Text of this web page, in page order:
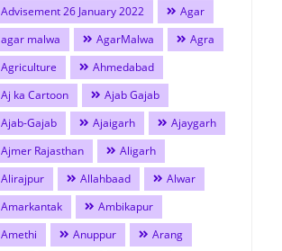
Advisement 26 January 2022
Agar
agar malwa
AgarMalwa
Agra
Agriculture
Ahmedabad
Aj ka Cartoon
Ajab Gajab
Ajab-Gajab
Ajaigarh
Ajaygarh
Ajmer Rajasthan
Aligarh
Alirajpur
Allahbaad
Alwar
Amarkantak
Ambikapur
Amethi
Anuppur
Arang